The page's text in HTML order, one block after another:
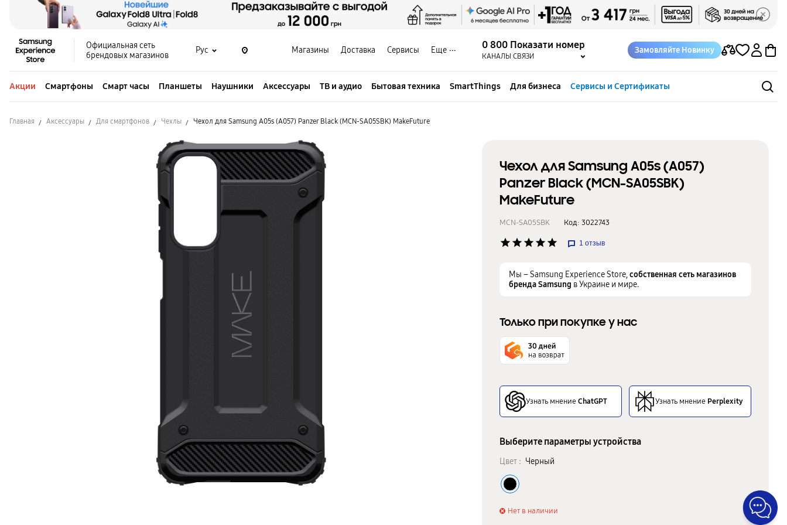
Официальная сеть
брендовых магазинов
Рус Магазины Доставка Сервисы Еще 0 800 Показати номер
КАНАЛЫ СВЯЗИ
Замовляйте Новинку
Акции Смартфоны Смарт часы Планшеты Наушники Аксессуары ТВ и аудио Бытовая техника SmartThings Для бизнеса Сервисы и Сертификаты
Главная Аксессуары Для смартфонов Чехлы Чехол для Samsung A05s (A057) Panzer Black (MCN-SA05SBK) MakeFuture
Чехол для Samsung A05s (A057)
Panzer Black (MCN-SA05SBK)
MakeFuture
MCN-SA05SBK Код: 3022743
star star star star star 1 отзыв
Мы – Samsung Experience Store,собственная сеть магазинов
бренда Samsung в Украине и мире.
Только при покупке у нас
Узнать мнениеChatGPT Узнать мнение Perplexity
Выберите параметры устройства
Цвет : Черный
Нет в наличии